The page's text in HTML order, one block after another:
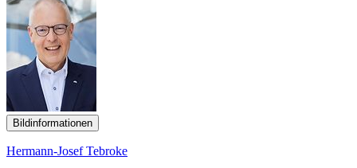
Bildinformationen
Hermann-Josef Tebroke